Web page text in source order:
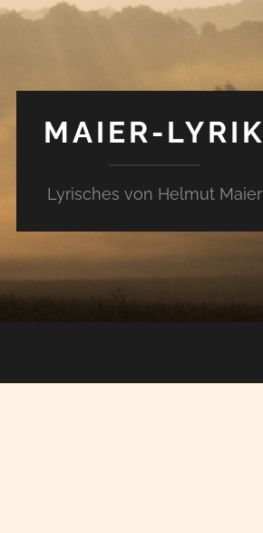
MAIER-LYRIK
Lyrisches von Helmut Maier